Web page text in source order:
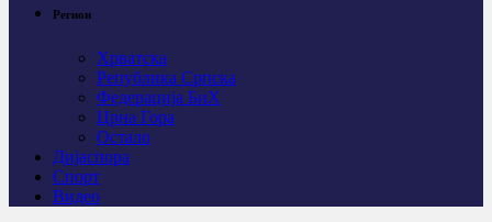
Регион
Хрватска
Република Српска
Федерација БиХ
Црна Гора
Остало
Дијаспора
Спорт
Видео